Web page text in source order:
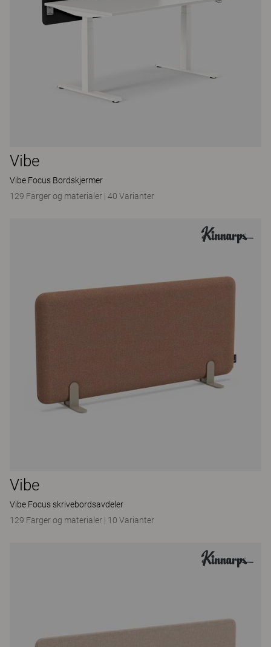
Vibe
Vibe Focus Bordskjermer
129 Farger og materialer | 40 Varianter
Vibe
Vibe Focus skrivebordsavdeler
129 Farger og materialer | 10 Varianter